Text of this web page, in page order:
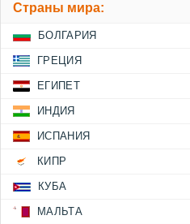
Страны мира:
БОЛГАРИЯ
ГРЕЦИЯ
ЕГИПЕТ
ИНДИЯ
ИСПАНИЯ
КИПР
КУБА
МАЛЬТА